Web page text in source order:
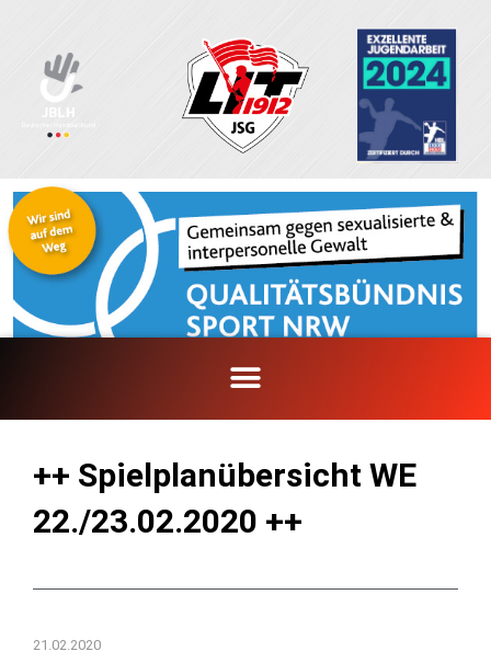
springen
++ Spielplanübersicht WE
22./23.02.2020 ++
21.02.2020